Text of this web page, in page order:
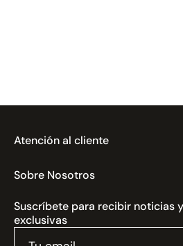
Atención al cliente
Sobre Nosotros
Suscríbete para recibir noticias
exclusivas